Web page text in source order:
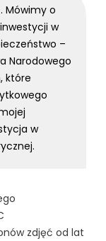
Mówimy o
w
–
Narodowego
które
w
zdjęć od lat